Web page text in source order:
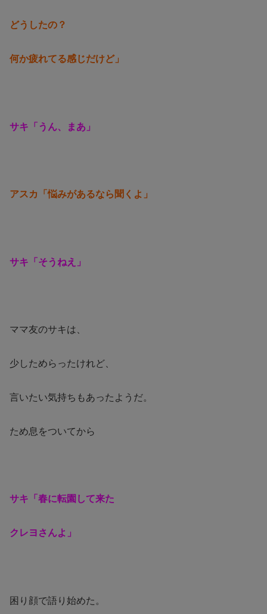
どうしたの？
何か疲れてる感じだけど」
サキ「うん、まあ」
アスカ「悩みがあるなら聞くよ」
サキ「そうねえ」
ママ友のサキは、
少しためらったけれど、
言いたい気持ちもあったようだ。
ため息をついてから
サキ「春に転園して来た
クレヨさんよ」
困り顔で語り始めた。